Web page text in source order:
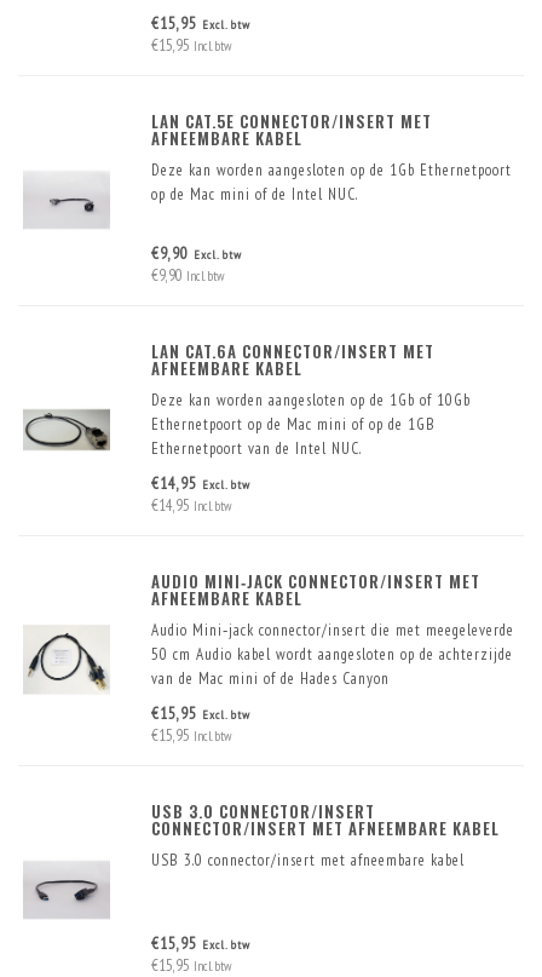
€15,95 Excl. btw
€15,95 Incl. btw
LAN CAT.5E CONNECTOR/INSERT MET
AFNEEMBARE KABEL
Deze kan worden aangesloten op de 1Gb Ethernetpoort
op de Mac mini of de Intel NUC.
€9,90 Excl. btw
€9,90 Incl. btw
LAN CAT.6A CONNECTOR/INSERT MET
AFNEEMBARE KABEL
Deze kan worden aangesloten op de 1Gb of 10Gb
Ethernetpoort op de Mac mini of op de 1GB
Ethernetpoort van de Intel NUC.
De Cat.6A connector zorgt voor maximale prestaties van
de 1Gb of 10Gb Ethernet port
€14,95 Excl. btw
€14,95 Incl. btw
AUDIO MINI‑JACK CONNECTOR/INSERT MET
AFNEEMBARE KABEL
Audio Mini‑jack connector/insert die met meegeleverde
50 cm Audio kabel wordt aangesloten op de achterzijde
van de Mac mini of de Hades Canyon
€15,95 Excl. btw
€15,95 Incl. btw
USB 3.0 CONNECTOR/INSERT
CONNECTOR/INSERT MET AFNEEMBARE KABEL
USB 3.0 connector/insert met afneembare kabel
€15,95 Excl. btw
€15,95 Incl. btw